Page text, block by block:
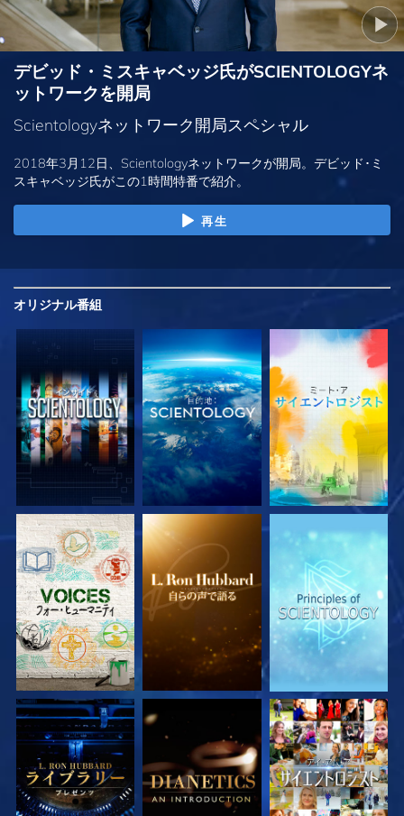
デビッド・ミスキャベッジ氏がSCIENTOLOGYネ
ットワークを開局
Scientologyネットワーク開局スペシャル
2018年3月12日、Scientologyネットワークが開局。デビッド･ミ
スキャベッジ氏がこの1時間特番で紹介。
再生
オリジナル番組
シリーズを探求 シリーズを探求 シリーズを探求
シリーズを探求 シリーズを探求 観る